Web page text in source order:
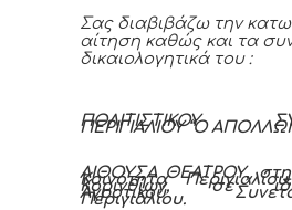
Σας διαβιβάζω την
αίτηση καθώς και τα
δικαιολογητικά του :
ΠΟΛΙΤΙΣΤΙΚΟΥ
ΠΕΡΙΓΙΑΛΙΟΥ “Ο
ΑΙΘΟΥΣΑ ΘΕΑΤΡΟΥ,
Κοινότητα
Κορινθίων, σε
Αγροτικού
Περιγιαλίου.